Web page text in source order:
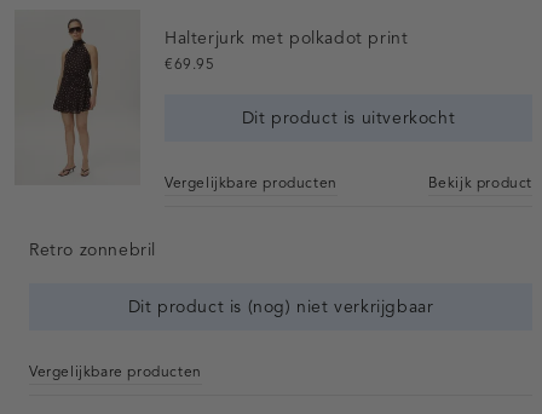
Halterjurk met polkadot print
€69.95
Dit product is uitverkocht
Vergelijkbare producten Bekijk product
Retro zonnebril
Dit product is (nog) niet verkrijgbaar
Vergelijkbare producten